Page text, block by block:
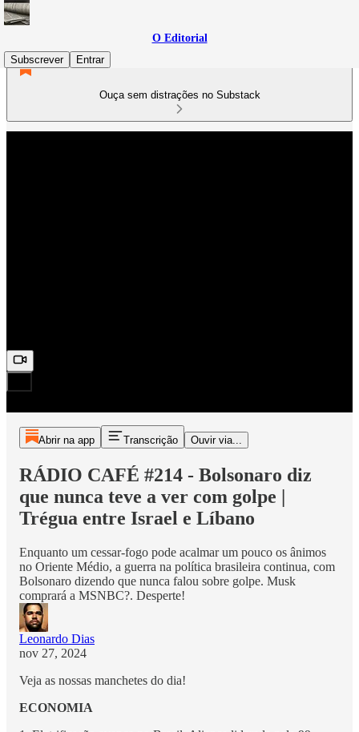
O Editorial
Subscrever
Entrar
Ouça sem distrações no Substack
Abrir na app Transcrição Ouvir via...
RÁDIO CAFÉ #214 - Bolsonaro diz
que nunca teve a ver com golpe |
Trégua entre Israel e Líbano
Enquanto um cessar-fogo pode acalmar um pouco os ânimos
no Oriente Médio, a guerra na política brasileira continua, com
Bolsonaro dizendo que nunca falou sobre golpe. Musk
comprará a MSNBC?. Desperte!
Leonardo Dias
nov 27, 2024
Veja as nossas manchetes do dia!
ECONOMIA